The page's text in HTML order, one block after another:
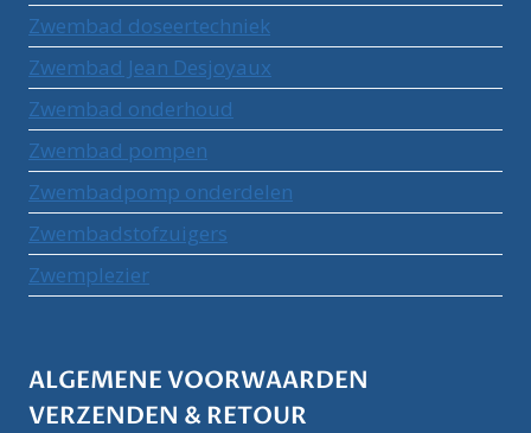
Zwembad doseertechniek
Zwembad Jean Desjoyaux
Zwembad onderhoud
Zwembad pompen
Zwembadpomp onderdelen
Zwembadstofzuigers
Zwemplezier
ALGEMENE VOORWAARDEN
VERZENDEN & RETOUR